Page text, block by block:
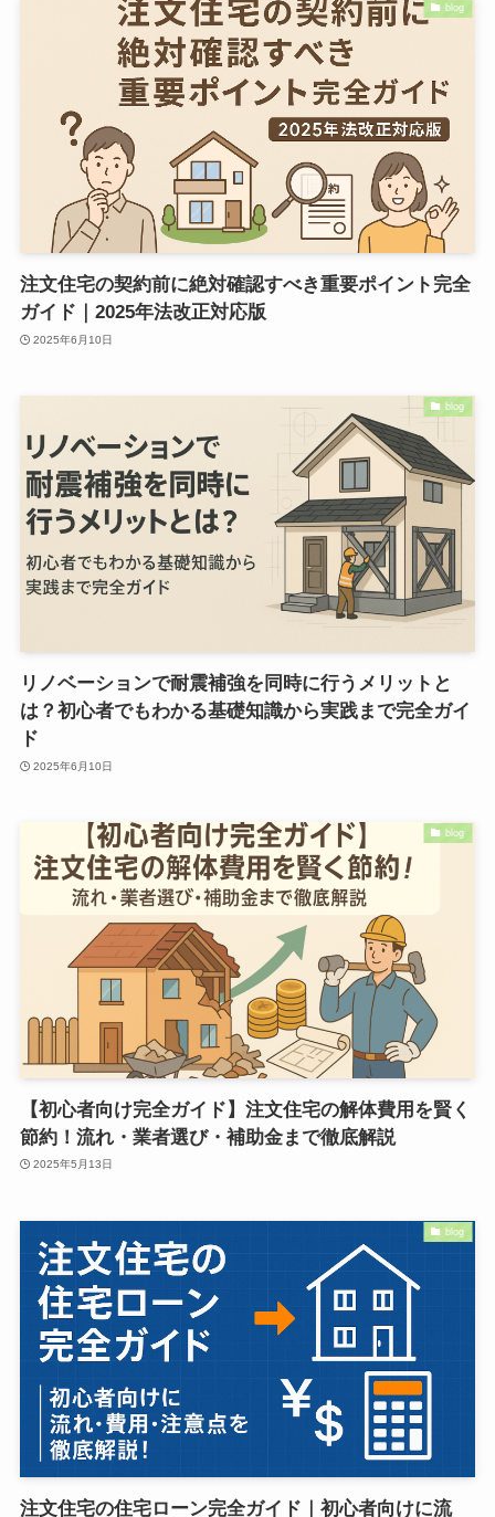
blog
注文住宅の契約前に絶対確認すべき重要ポイント完全
ガイド｜2025年法改正対応版
2025年6月10日
blog
リノベーションで耐震補強を同時に行うメリットと
は？初心者でもわかる基礎知識から実践まで完全ガイ
ド
2025年6月10日
blog
【初心者向け完全ガイド】注文住宅の解体費用を賢く
節約！流れ・業者選び・補助金まで徹底解説
2025年5月13日
blog
注文住宅の住宅ローン完全ガイド｜初心者向けに流